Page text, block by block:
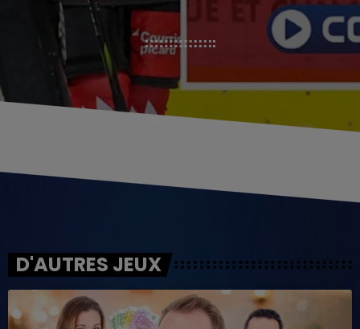
D'AUTRES JEUX